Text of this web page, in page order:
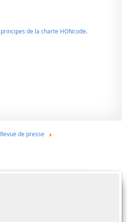
principes de la charte HONcode.
Revue de presse